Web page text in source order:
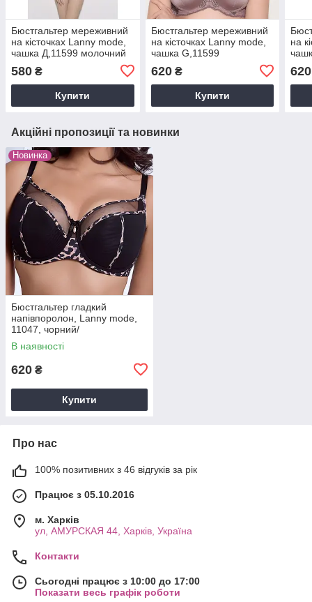
Бюстгальтер мереживний
на кісточках Lanny mode,
чашка Д,11599 молочний
580 ₴
Купити
Бюстгальтер мереживний
на кісточках Lanny mode,
чашка G,11599
620₴
Купити
на
620
Акційні пропозиції та новинки
Новинка
Бюстгальтер гладкий
напівпоролон, Lanny mode,
11047, чорний/
леопард,чашка E.
В наявності
620 ₴
Купити
Про нас
100% позитивних з 46 відгуків за рік
Працює з 05.10.2016
м. Харків
ул, АМУРСКАЯ 44, Харків, Україна
Контакти
Сьогодні працює з 10:00 до 17:00
Показати весь графік роботи